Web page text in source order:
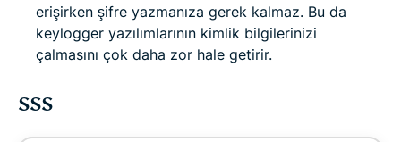
erişirken şifre yazmanıza gerek kalmaz. Bu da
keylogger yazılımlarının kimlik bilgilerinizi
çalmasını çok daha zor hale getirir.
SSS